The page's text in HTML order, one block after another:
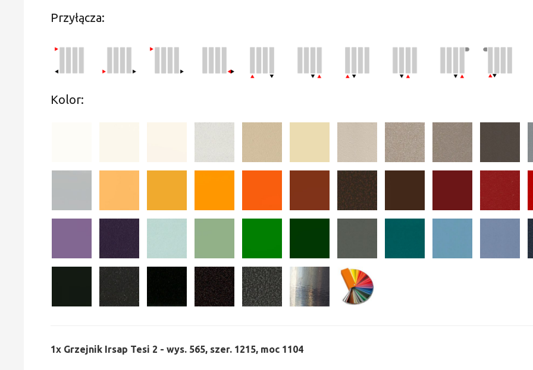
Przyłącza:
Kolor:
1x Grzejnik Irsap Tesi 2 - wys. 565, szer. 1215, moc 1104